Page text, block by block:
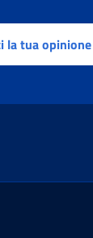
la tua opinione